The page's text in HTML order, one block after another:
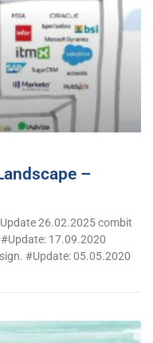
–
26.02.2025 combit
17.09.2020
#Update: 05.05.2020